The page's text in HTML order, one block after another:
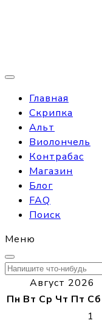
Главная
Скрипка
Альт
Виолончель
Контрабас
Магазин
Блог
FAQ
Поиск
Меню
Найти:
Август 2026
Пн Вт Ср Чт Пт Сб
1